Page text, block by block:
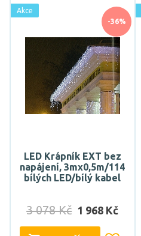
-36%
Akce
LED Krápník EXT bez
napájení, 3mx0,5m/114
bílých LED/bílý kabel
3 078 Kč 1 968 Kč